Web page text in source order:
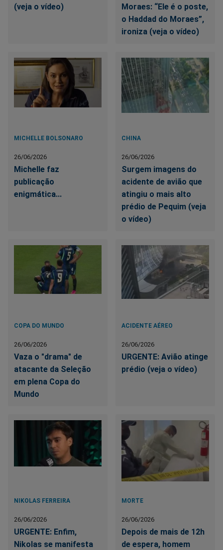
(veja o vídeo)
Moraes: “Ele é o poste,
o Haddad do Moraes”,
ironiza (veja o vídeo)
MICHELLE BOLSONARO
26/06/2026
Michelle faz
publicação
enigmática...
CHINA
26/06/2026
Surgem imagens do
acidente de avião que
atingiu o mais alto
prédio de Pequim (veja
o vídeo)
COPA DO MUNDO
26/06/2026
Vaza o "drama" de
atacante da Seleção
em plena Copa do
Mundo
ACIDENTE AÉREO
26/06/2026
URGENTE: Avião atinge
prédio (veja o vídeo)
NIKOLAS FERREIRA
26/06/2026
URGENTE: Enfim,
Nikolas se manifesta
MORTE
26/06/2026
Depois de mais de 12h
de espera, homem